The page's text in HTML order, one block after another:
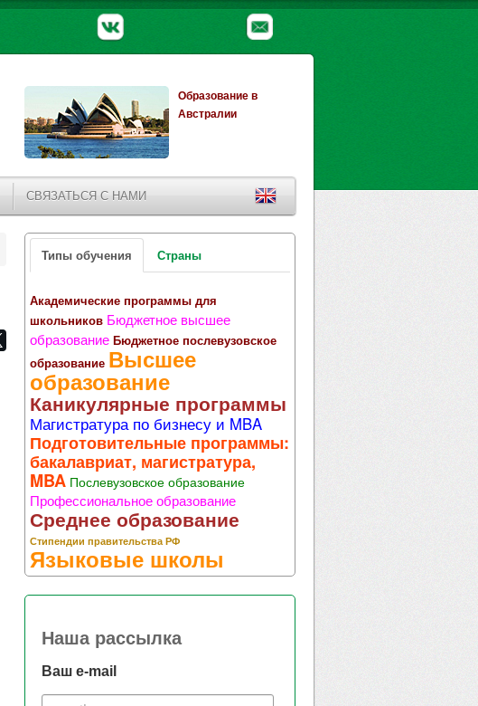
Образование в
Австралии
СВЯЗАТЬСЯ С НАМИ
Типы обучения Страны
Академические программы для
школьников Бюджетное высшее
образование Бюджетное послевузовское
образование Высшее
образование
Каникулярные программы
Магистратура по бизнесу и MBA
Подготовительные программы:
бакалавриат, магистратура,
MBA Послевузовское образование
Профессиональное образование
Среднее образование
Стипендии правительства РФ
Языковые школы
Наша рассылка
Ваш e-mail